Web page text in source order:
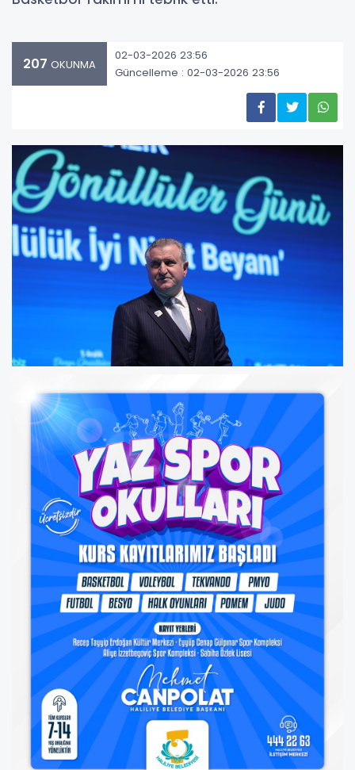
207 OKUNMA
02-03-2026 23:56
Güncelleme : 02-03-2026 23:56